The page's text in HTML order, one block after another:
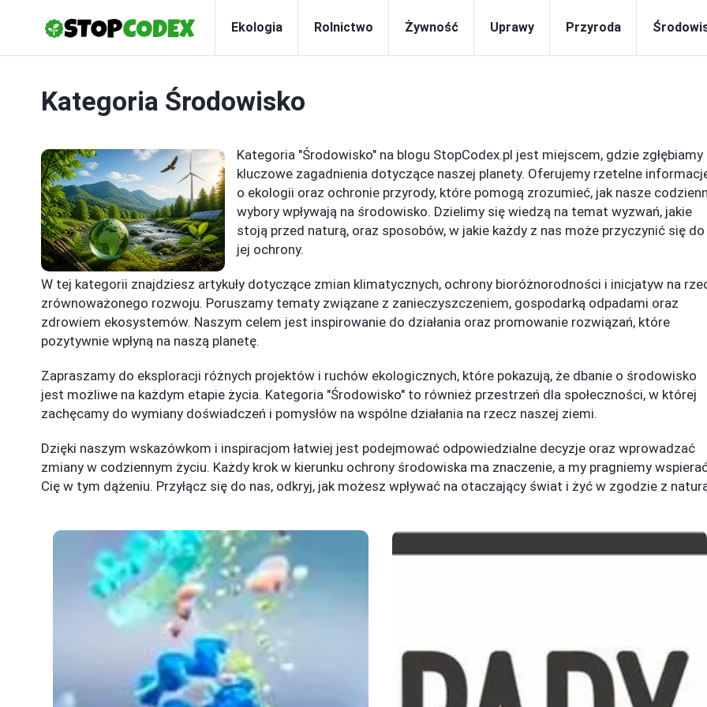
Ekologia Rolnictwo Żywność Uprawy Przyroda
Kategoria Środowisko
Kategoria "Środowisko" na blogu StopCodex.pl jest miejscem, gdzie zgłębiamy
kluczowe zagadnienia dotyczące naszej planety. Oferujemy rzetelne
o ekologii oraz ochronie przyrody, które pomogą zrozumieć, jak nasze
wybory wpływają na środowisko. Dzielimy się wiedzą na temat wyzwań, jakie
stoją przed naturą, oraz sposobów, w jakie każdy z nas może przyczynić się do
jej ochrony.
W tej kategorii znajdziesz artykuły dotyczące zmian klimatycznych, ochrony bioróżnorodności i inicjatyw na
zrównoważonego rozwoju. Poruszamy tematy związane z zanieczyszczeniem, gospodarką odpadami oraz
zdrowiem ekosystemów. Naszym celem jest inspirowanie do działania oraz promowanie rozwiązań, które
pozytywnie wpłyną na naszą planetę.
Zapraszamy do eksploracji różnych projektów i ruchów ekologicznych, które pokazują, że dbanie o środowisko
jest możliwe na każdym etapie życia. Kategoria "Środowisko" to również przestrzeń dla społeczności, w której
zachęcamy do wymiany doświadczeń i pomysłów na wspólne działania na rzecz naszej ziemi.
Dzięki naszym wskazówkom i inspiracjom łatwiej jest podejmować odpowiedzialne decyzje oraz wprowadzać
zmiany w codziennym życiu. Każdy krok w kierunku ochrony środowiska ma znaczenie, a my pragniemy
Cię w tym dążeniu. Przyłącz się do nas, odkryj, jak możesz wpływać na otaczający świat i żyć w zgodzie z